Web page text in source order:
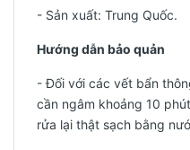
- Sản xuất: Trung Quốc.
Hướng dẫn bảo quản
- Đối với các vết bẩn
cần ngâm khoảng 10
rửa lại thật sạch bằng